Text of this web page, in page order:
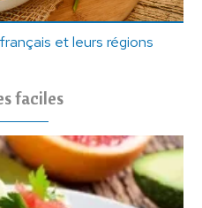
et leurs régions
faciles